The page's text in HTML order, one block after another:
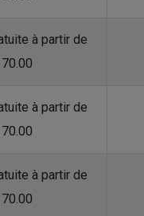
à partir de
à partir de
à partir de